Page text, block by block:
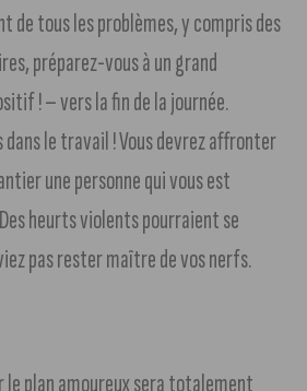
tous les problèmes, y compris des
préparez-vous à un grand
! – vers la fin de la journée.
le travail ! Vous devrez affronter
une personne qui vous est
heurts violents pourraient se
pas rester maître de vos nerfs.
le plan amoureux sera totalement